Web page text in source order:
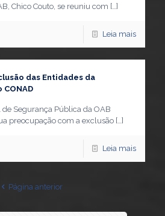
Chico Couto, se reuniu com […]
Leia mais
das Entidades da
de Segurança Pública da OAB
preocupação com a exclusão […]
Leia mais
Página anterior